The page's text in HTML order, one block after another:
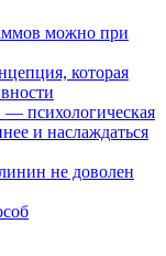
можно при
которая
— психологическая
и наслаждаться
не доволен